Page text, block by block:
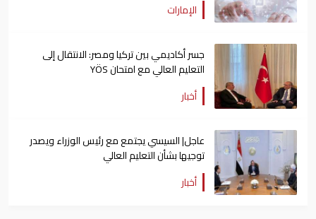
الإمارات
جسر أكاديمي بين تركيا ومصر: الانتقال إلى
التعليم العالي مع امتحان YÖS
أخبار
عاجل| السيسي يجتمع مع رئيس الوزراء ويصدر
توجيها بشأن التعليم العالي
أخبار